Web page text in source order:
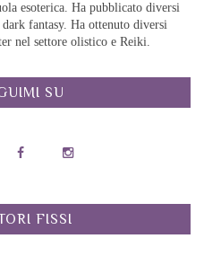
esoterica. Ha pubblicato diversi
fantasy. Ha ottenuto diversi
nel settore olistico e Reiki.
SU
FISSI